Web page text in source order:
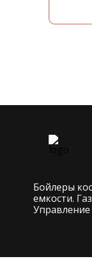
Бойлеры
емкости.
Управление